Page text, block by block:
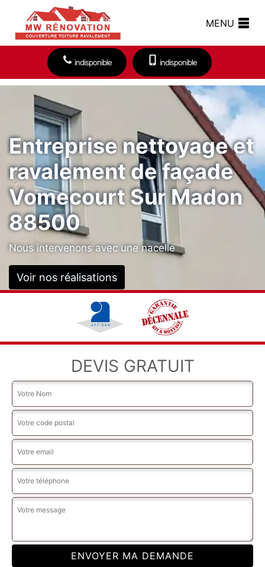
MENU
indisponible indisponible
Entreprise nettoyage et
ravalement de façade
Vomecourt Sur Madon
88500
Nous intervenons avec une nacelle
Voir nos réalisations
DEVIS GRATUIT